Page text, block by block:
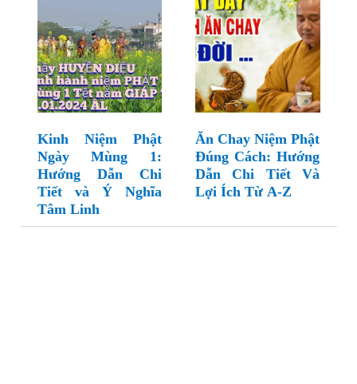
Kinh Niệm Phật
Ngày Mùng 1:
Hướng Dẫn Chi
Tiết và Ý Nghĩa
Tâm Linh
Ăn Chay Niệm Phật
Đúng Cách: Hướng
Dẫn Chi Tiết Và
Lợi Ích Từ A-Z